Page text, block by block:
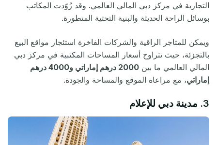
التجارية في مركز دبي المالي العالمي. وقد زُوّدت المكاتب
بوسائل الراحة الحديثة والبنية التحتية المتطورة.
ويمكن للمتاجر الراقية والشركات الفاخرة استئجار مواقع البيع
بالتجزئة، حيث تتراوح أسعار المساحات المكتبية في مركز دبي
المالي العالمي ما بين
2000 درهم إماراتي و4000 درهم
إماراتي، مع مراعاة الموقع والمساحة والجودة.
3. مدينة دبي للإعلام